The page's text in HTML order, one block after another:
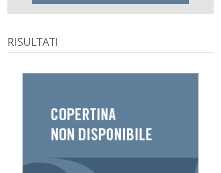
RISULTATI